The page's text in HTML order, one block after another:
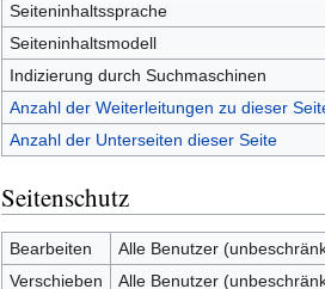
Seiteninhaltssprache
Seiteninhaltsmodell
Indizierung durch Suchmaschinen
Anzahl der Weiterleitungen zu dieser
Anzahl der Unterseiten dieser Seite
Seitenschutz
Bearbeiten
Alle Benutzer
Verschieben
Alle Benutzer